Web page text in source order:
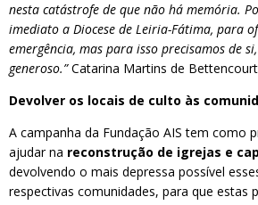
nesta catástrofe de que não há memória.
imediato a Diocese de Leiria-Fátima, para
emergência, mas para isso precisamos de
generoso.”Catarina Martins de Bettencourt
Devolver os locais de culto às
A campanha da Fundação AIS tem como
ajudar na reconstrução de igrejas e
devolvendo o mais depressa possível
respectivas comunidades, para que estas